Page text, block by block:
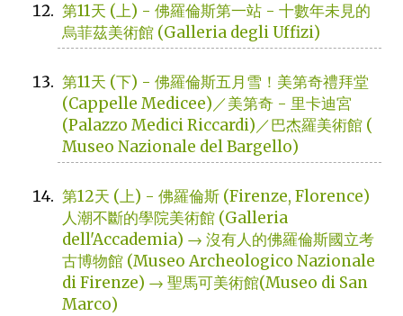
第11天 (上) - 佛羅倫斯第一站 - 十數年未見的
烏菲茲美術館 (Galleria degli Uffizi)
第11天 (下) - 佛羅倫斯五月雪！美第奇禮拜堂
(Cappelle Medicee)／美第奇 - 里卡迪宮
(Palazzo Medici Riccardi)／巴杰羅美術館 (
Museo Nazionale del Bargello)
第12天 (上) - 佛羅倫斯 (Firenze, Florence)
人潮不斷的學院美術館 (Galleria
dell'Accademia) → 沒有人的佛羅倫斯國立考
古博物館 (Museo Archeologico Nazionale
di Firenze) → 聖馬可美術館(Museo di San
Marco)